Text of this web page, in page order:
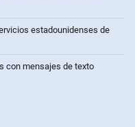
estadounidenses de
con mensajes de texto